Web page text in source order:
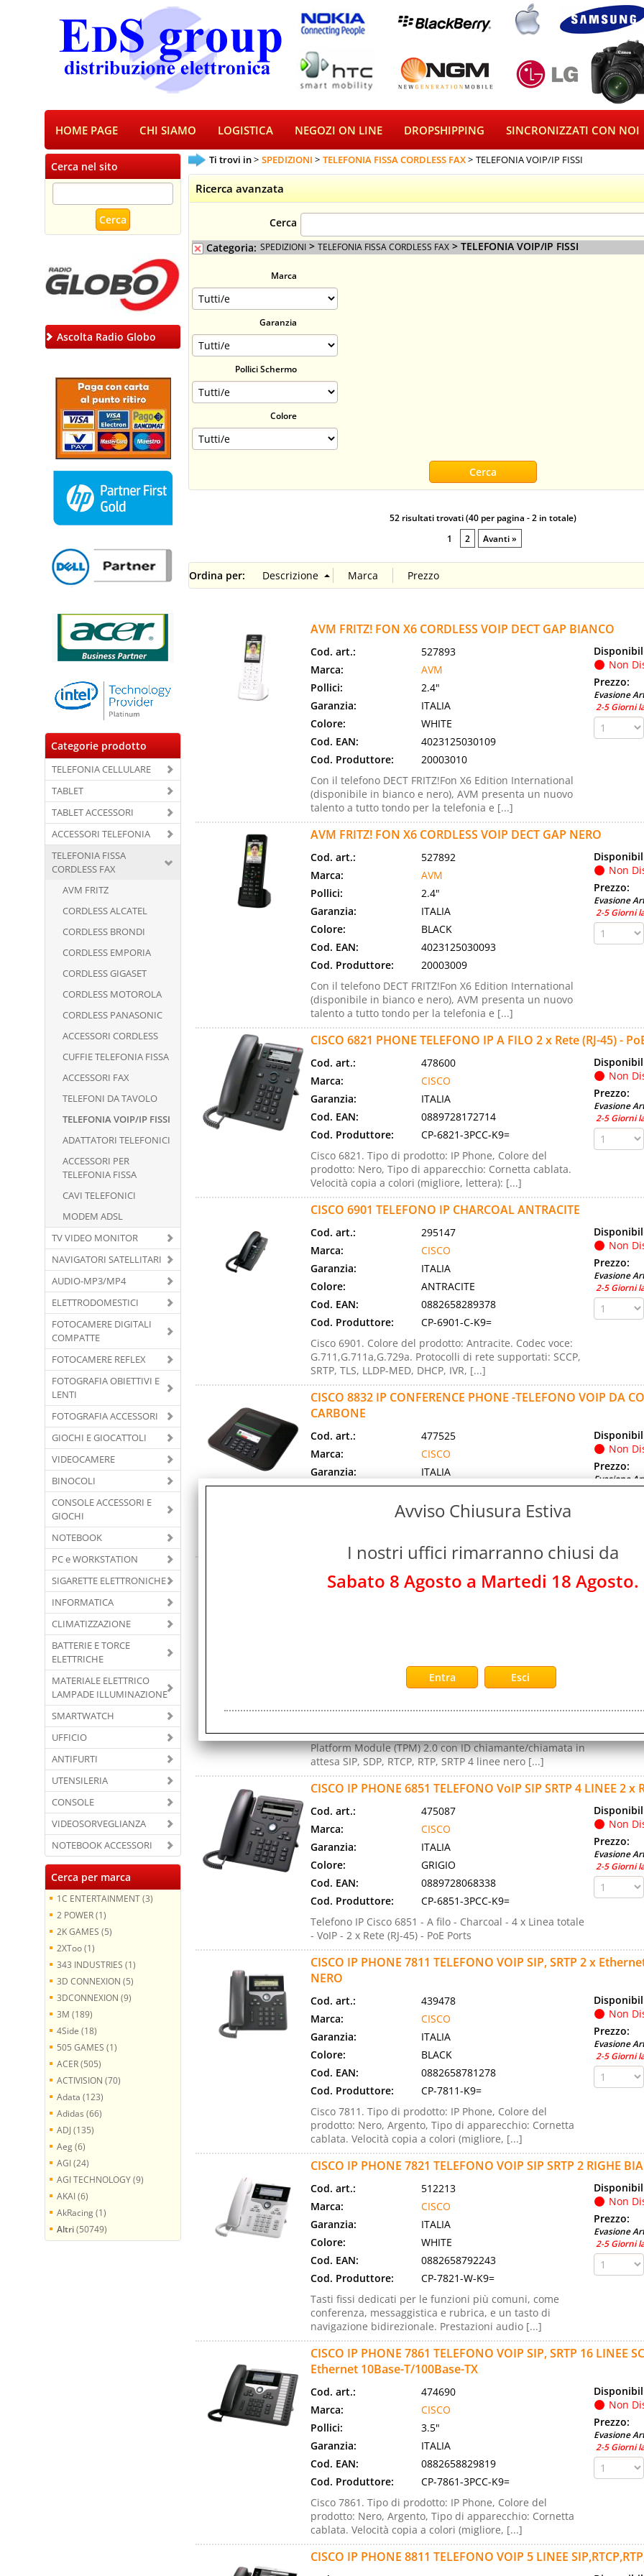
HOME PAGE CHI SIAMO LOGISTICA NEGOZI ON LINE DROPSHIPPING SINCRONIZZATI CON NOI
Cerca nel sito
Ascolta Radio Globo
Categorie prodotto
TELEFONIA CELLULARE
TABLET
TABLET ACCESSORI
ACCESSORI TELEFONIA
TELEFONIA FISSA
CORDLESS FAX
AVM FRITZ
CORDLESS ALCATEL
CORDLESS BRONDI
CORDLESS EMPORIA
CORDLESS GIGASET
CORDLESS MOTOROLA
CORDLESS PANASONIC
ACCESSORI CORDLESS
CUFFIE TELEFONIA FISSA
ACCESSORI FAX
TELEFONI DA TAVOLO
TELEFONIA VOIP/IP FISSI
ADATTATORI TELEFONICI
ACCESSORI PER
TELEFONIA FISSA
CAVI TELEFONICI
MODEM ADSL
TV VIDEO MONITOR
NAVIGATORI SATELLITARI
AUDIO-MP3/MP4
ELETTRODOMESTICI
FOTOCAMERE DIGITALI
COMPATTE
FOTOCAMERE REFLEX
FOTOGRAFIA OBIETTIVI E
LENTI
FOTOGRAFIA ACCESSORI
GIOCHI E GIOCATTOLI
VIDEOCAMERE
BINOCOLI
CONSOLE ACCESSORI E
GIOCHI
NOTEBOOK
PC e WORKSTATION
SIGARETTE ELETTRONICHE
INFORMATICA
CLIMATIZZAZIONE
BATTERIE E TORCE
ELETTRICHE
MATERIALE ELETTRICO
LAMPADE ILLUMINAZIONE
SMARTWATCH
UFFICIO
ANTIFURTI
UTENSILERIA
CONSOLE
VIDEOSORVEGLIANZA
NOTEBOOK ACCESSORI
Cerca per marca
1C ENTERTAINMENT (3)
2 POWER (1)
2K GAMES (5)
2XToo (1)
343 INDUSTRIES (1)
3D CONNEXION (5)
3DCONNEXION (9)
3M (189)
4Side (18)
505 GAMES (1)
ACER (505)
ACTIVISION (70)
Adata (123)
Adidas (66)
ADJ (135)
Aeg (6)
AGI (24)
AGI TECHNOLOGY (9)
AKAI (6)
AkRacing (1)
Altri(50749)
Ti trovi in SPEDIZIONI TELEFONIA FISSA CORDLESS FAX TELEFONIA VOIP/IP FISSI
Ricerca avanzata
Cerca
Categoria: SPEDIZIONI > TELEFONIA FISSA CORDLESS FAX > TELEFONIA VOIP/IP FISSI
Marca
Garanzia
Pollici Schermo
Colore
52 risultati trovati (40 per pagina - 2 in totale)
1
2 Avanti »
Ordina per:
AVM FRITZ! FON X6 CORDLESS VOIP DECT GAP BIANCO
Cod. art.:
527893
Marca:
AVM
Pollici:
2.4"
Garanzia:
ITALIA
Colore:
WHITE
Cod. EAN:
4023125030109
Cod. Produttore:
20003010
Con il telefono DECT FRITZ!Fon X6 Edition International
(disponibile in bianco e nero), AVM presenta un nuovo
talento a tutto tondo per la telefonia e [...]
Non
Prezzo:
Evasione
2-5 Giorni
AVM FRITZ! FON X6 CORDLESS VOIP DECT GAP NERO
Cod. art.:
527892
Marca:
AVM
Pollici:
2.4"
Garanzia:
ITALIA
Colore:
BLACK
Cod. EAN:
4023125030093
Cod. Produttore:
20003009
Con il telefono DECT FRITZ!Fon X6 Edition International
(disponibile in bianco e nero), AVM presenta un nuovo
talento a tutto tondo per la telefonia e [...]
Non
Prezzo:
Evasione
2-5 Giorni
CISCO 6821 PHONE TELEFONO IP A FILO 2 x Rete (RJ-45) -
Cod. art.:
478600
Marca:
CISCO
Garanzia:
ITALIA
Cod. EAN:
0889728172714
Cod. Produttore:
CP-6821-3PCC-K9=
Cisco 6821. Tipo di prodotto: IP Phone, Colore del
prodotto: Nero, Tipo di apparecchio: Cornetta cablata.
Velocità copia a colori (migliore, lettera): [...]
Non
Prezzo:
Evasione
2-5 Giorni
CISCO 6901 TELEFONO IP CHARCOAL ANTRACITE
Cod. art.:
295147
Marca:
CISCO
Garanzia:
ITALIA
Colore:
ANTRACITE
Cod. EAN:
0882658289378
Cod. Produttore:
CP-6901-C-K9=
Cisco 6901. Colore del prodotto: Antracite. Codec voce:
G.711,G.711a,G.729a. Protocolli di rete supportati: SCCP,
SRTP, TLS, LLDP-MED, DHCP, IVR, [...]
Non
Prezzo:
Evasione
2-5 Giorni
CISCO 8832 IP CONFERENCE PHONE -TELEFONO VOIP DA
CARBONE
Cod. art.:
477525
Marca:
CISCO
Garanzia:
ITALIA
Cod. EAN:
0889728126205
CP-8832-EU-K9
Non
Prezzo:
Evasione
2.0 CON ID CHIAMANTE/CHIAMATA IN ATTESA - SIP, RTCP,
BLACK
Cod. Produttore:
DP-9841-K9=
Cisco Desk Phone 9841 Telefono VoIP con Trusted
Platform Module (TPM) 2.0 con ID chiamante/chiamata in
attesa SIP, SDP, RTCP, RTP, SRTP 4 linee nero [...]
CISCO IP PHONE 6851 TELEFONO VoIP SIP SRTP 4 LINEE 2 x
Cod. art.:
475087
Marca:
CISCO
Garanzia:
ITALIA
Colore:
GRIGIO
Cod. EAN:
0889728068338
Cod. Produttore:
CP-6851-3PCC-K9=
Telefono IP Cisco 6851 - A filo - Charcoal - 4 x Linea totale
- VoIP - 2 x Rete (RJ-45) - PoE Ports
Non
Prezzo:
Evasione
2-5 Giorni
CISCO IP PHONE 7811 TELEFONO VOIP SIP, SRTP 2 x
NERO
Cod. art.:
439478
Marca:
CISCO
Garanzia:
ITALIA
Colore:
BLACK
Cod. EAN:
0882658781278
Cod. Produttore:
CP-7811-K9=
Cisco 7811. Tipo di prodotto: IP Phone, Colore del
prodotto: Nero, Argento, Tipo di apparecchio: Cornetta
cablata. Velocità copia a colori (migliore, [...]
Non
Prezzo:
Evasione
2-5 Giorni
CISCO IP PHONE 7821 TELEFONO VOIP SIP SRTP 2 RIGHE
Cod. art.:
512213
Marca:
CISCO
Garanzia:
ITALIA
Colore:
WHITE
Cod. EAN:
0882658792243
Cod. Produttore:
CP-7821-W-K9=
Tasti fissi dedicati per le funzioni più comuni, come
conferenza, messaggistica e rubrica, e un tasto di
navigazione bidirezionale. Prestazioni audio [...]
Non
Prezzo:
Evasione
2-5 Giorni
CISCO IP PHONE 7861 TELEFONO VOIP SIP, SRTP 16 LINEE
Ethernet 10Base-T/100Base-TX
Cod. art.:
474690
Marca:
CISCO
Pollici:
3.5"
Garanzia:
ITALIA
Cod. EAN:
0882658829819
Cod. Produttore:
CP-7861-3PCC-K9=
Cisco 7861. Tipo di prodotto: IP Phone, Colore del
prodotto: Nero, Argento, Tipo di apparecchio: Cornetta
cablata. Velocità copia a colori (migliore, [...]
Non
Prezzo:
Evasione
2-5 Giorni
CISCO IP PHONE 8811 TELEFONO VOIP 5 LINEE
Avviso Chiusura Estiva
I nostri uffici rimarranno chiusi da
Sabato 8 Agosto a Martedi 18 Agosto.